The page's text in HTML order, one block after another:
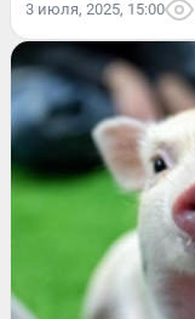
3 июля, 2025, 15:00